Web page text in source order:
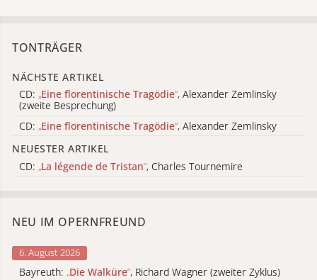
TONTRÄGER
NÄCHSTE ARTIKEL
CD: „Eine florentinische Tragödie“, Alexander Zemlinsky
(zweite Besprechung)
CD: „Eine florentinische Tragödie“, Alexander Zemlinsky
NEUESTER ARTIKEL
CD: „La légende de Tristan“, Charles Tournemire
NEU IM OPERNFREUND
6. August 2026
Bayreuth: „Die Walküre“, Richard Wagner (zweiter Zyklus)